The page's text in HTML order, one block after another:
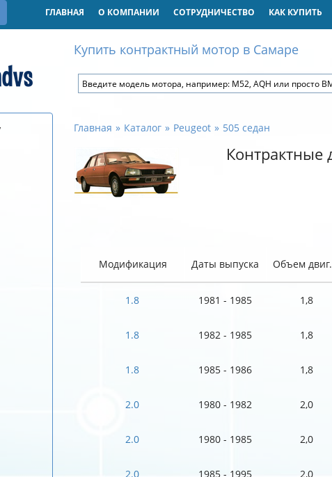
ГЛАВНАЯ О КОМПАНИИ СОТРУДНИЧЕСТВО КАК КУПИТЬ
Купить контрактный мотор в Самаре
Главная Каталог Peugeot 505 седан
Контрактные
Модификация Даты выпуска Объем
1.8 1981 - 1985 1,8
1.8 1982 - 1985 1,8
1.8 1985 - 1986 1,8
2.0 1980 - 1982 2,0
2.0 1980 - 1985 2,0
2.0 1985 - 1995 2,0